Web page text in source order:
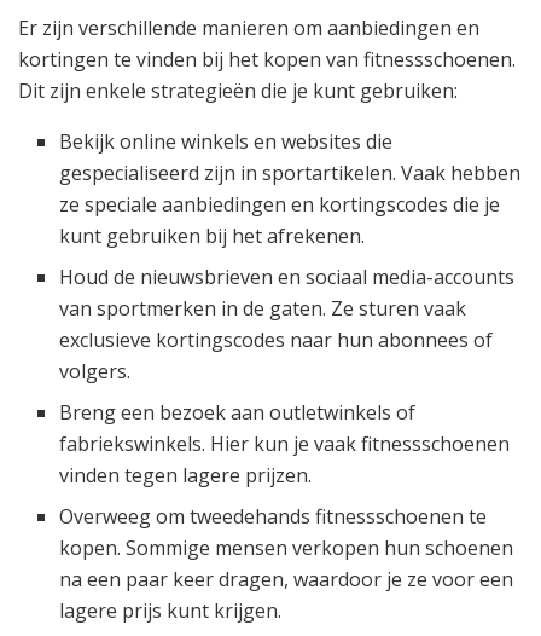
Er zijn verschillende manieren om aanbiedingen en
kortingen te vinden bij het kopen van fitnessschoenen.
Dit zijn enkele strategieën die je kunt gebruiken:
Bekijk online winkels en websites die
gespecialiseerd zijn in sportartikelen. Vaak hebben
ze speciale aanbiedingen en kortingscodes die je
kunt gebruiken bij het afrekenen.
Houd de nieuwsbrieven en sociaal media-accounts
van sportmerken in de gaten. Ze sturen vaak
exclusieve kortingscodes naar hun abonnees of
volgers.
Breng een bezoek aan outletwinkels of
fabriekswinkels. Hier kun je vaak fitnessschoenen
vinden tegen lagere prijzen.
Overweeg om tweedehands fitnessschoenen te
kopen. Sommige mensen verkopen hun schoenen
na een paar keer dragen, waardoor je ze voor een
lagere prijs kunt krijgen.